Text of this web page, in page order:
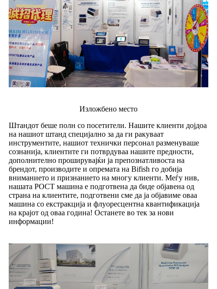
Изложбено место
Штандот беше полн со посетители. Нашите клиенти дојдоа
на нашиот штанд специјално за да ги ракуваат
инструментите, нашиот технички персонал разменуваше
сознанија, клиентите ги потврдуваа нашите предности,
дополнително проширувајќи ја препознатливоста на
брендот, производите и опремата на Bifish го добија
вниманието и признанието на многу клиенти. Меѓу нив,
нашата POCT машина е подготвена да биде објавена од
страна на клиентите, подготвени сме да ја објавиме оваа
машина со екстракција и флуоресцентна квантификација
на крајот од оваа година! Останете во тек за нови
информации!